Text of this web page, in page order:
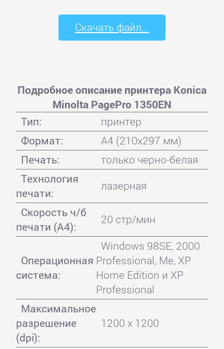
Скачать файл...
Подробное описание принтера Konica
Minolta PagePro 1350EN
Тип:
принтер
Формат:
A4 (210x297 мм)
Печать:
только черно-белая
Технология
печати:
лазерная
Скорость ч/б
печати (А4):
20 стр/мин
Операционная
система:
Windows 98SE, 2000
Professional, Me, XP
Home Edition и XP
Professional
Максимальное
разрешение
(dpi):
1200 x 1200